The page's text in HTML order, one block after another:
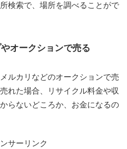
検索で、場所を調べることがで
オークションで売る
ルカリなどのオークションで売
れた場合、リサイクル料金や収
らないどころか、お金になるの
サーリンク